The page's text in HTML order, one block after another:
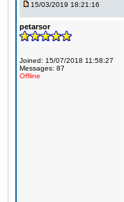
15/03/2019 18:21:16
petarsor
Joined: 15/07/2018 11:58:27
Messages: 87
Offline